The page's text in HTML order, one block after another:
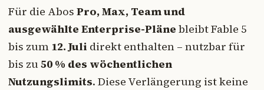
Für die Abos Pro, Max, Team und
ausgewählte Enterprise-Pläne bleibt Fable 5
bis zum 12. Juli direkt enthalten – nutzbar für
bis zu50 % des wöchentlichen
Nutzungslimits. Diese Verlängerung ist keine